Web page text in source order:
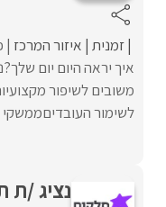
זמנית איזור המרכז
משובים לשיפור
לשימור העובדיםממשקי
נציג /ת